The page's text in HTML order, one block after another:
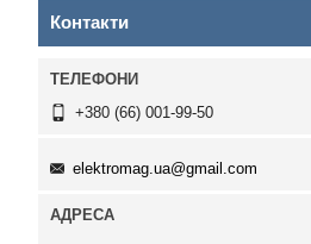
Контакти
+380 (66) 001-99-50
elektromag.ua@gmail.com